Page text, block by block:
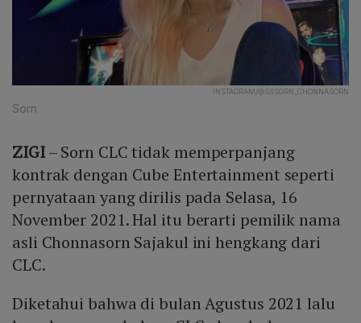
INSTAGRAM/@SSSORN_CHONNASORN
Sorn
ZIGI– Sorn CLC tidak memperpanjang
kontrak dengan Cube Entertainment seperti
pernyataan yang dirilis pada Selasa, 16
November 2021. Hal itu berarti pemilik nama
asli Chonnasorn Sajakul ini hengkang dari
CLC.
Diketahui bahwa di bulan Agustus 2021 lalu